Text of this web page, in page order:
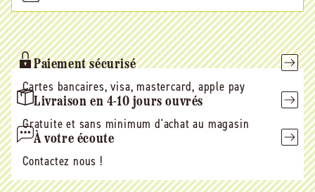
E-
mail
Paiement sécurisé
Cartes bancaires, visa, mastercard, apple pay
Livraison en 4-10 jours ouvrés
Gratuite et sans minimum d'achat au magasin
À votre écoute
Contactez nous !